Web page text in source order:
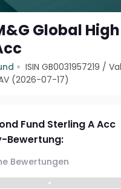
Global
ISIN GB0031957219 /
(2026-07-17)
Fund Sterling A Acc
Bewertung:
Bewertungen